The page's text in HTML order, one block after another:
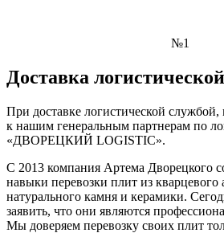
№1
Доставка
При доставке логистической
к нашим генеральным партнерам по
«ДВОРЕЦКИЙ LOGISTIC».
С 2013 компания Артема Дворецкого
навыки перевозки плит из кварцевого
натурального камня и керамики.
заявить, что они являются
Мы доверяем перевозку своих плит